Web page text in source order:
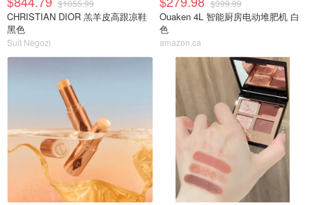
$1055.99
CHRISTIAN DIOR 羔羊皮高跟凉鞋
黑色
Suit Negozi
$399.99
Ouaken 4L 智能厨房电动堆肥机 白
色
amazon.ca